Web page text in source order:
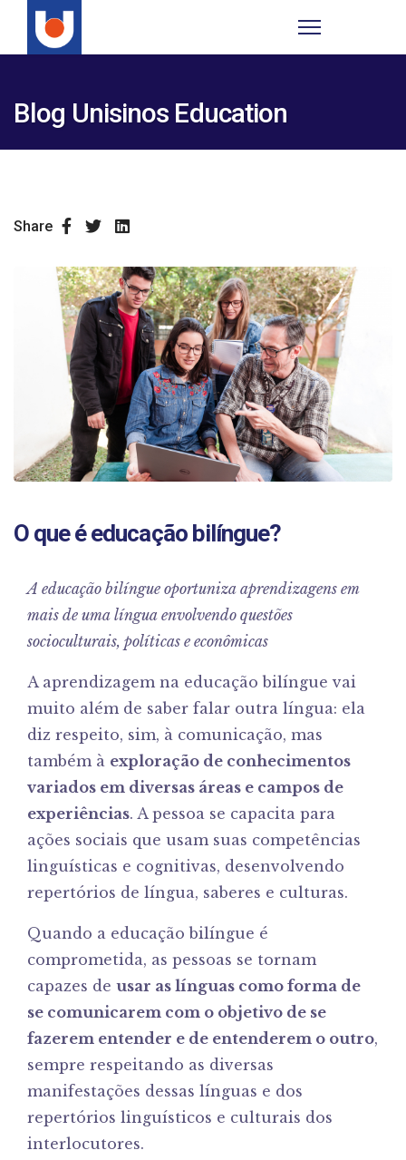
Blog Unisinos Education
Share
O que é educação bilíngue?
A educação bilíngue oportuniza aprendizagens em
mais de uma língua envolvendo questões
socioculturais, políticas e econômicas
A aprendizagem na educação bilíngue vai
muito além de saber falar outra língua: ela
diz respeito, sim, à comunicação, mas
também à exploração de conhecimentos
variados em diversas áreas e campos de
experiências. A pessoa se capacita para
ações sociais que usam suas competências
linguísticas e cognitivas, desenvolvendo
repertórios de língua, saberes e culturas.
Quando a educação bilíngue é
comprometida, as pessoas se tornam
capazes de usar as línguas como forma de
se comunicarem com o objetivo de se
fazerem entender e de entenderem o outro,
sempre respeitando as diversas
manifestações dessas línguas e dos
repertórios linguísticos e culturais dos
interlocutores.